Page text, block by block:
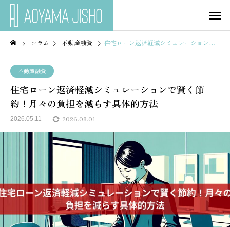
コラム 不動産融資 住宅ローン返済軽減シミュレーションで賢く節約！月々の負担を減らす具体的方法
不動産融資
住宅ローン返済軽減シミュレーションで賢く節
約！月々の負担を減らす具体的方法
2026.05.11 2026.08.01